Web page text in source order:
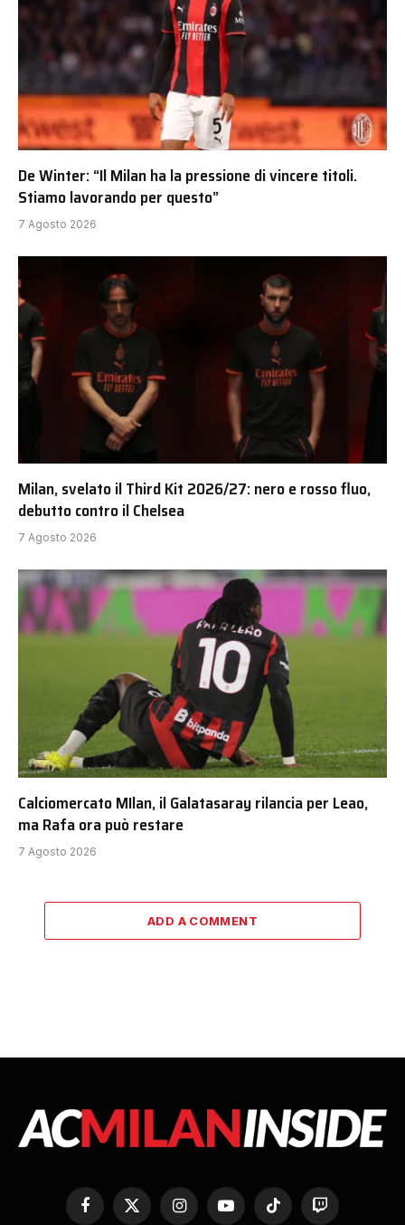
De Winter: “Il Milan ha la pressione di vincere titoli.
Stiamo lavorando per questo”
7 Agosto 2026
Milan, svelato il Third Kit 2026/27: nero e rosso fluo,
debutto contro il Chelsea
7 Agosto 2026
Calciomercato MIlan, il Galatasaray rilancia per Leao,
ma Rafa ora può restare
7 Agosto 2026
ADD A COMMENT
Facebook
X
InstagramYouTubeTikTok Twitch